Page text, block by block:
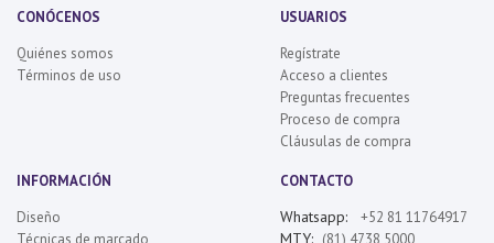
CONÓCENOS
Quiénes somos
Términos de uso
USUARIOS
Regístrate
Acceso a clientes
Preguntas frecuentes
Proceso de compra
Cláusulas de compra
INFORMACIÓN
Diseño
Técnicas de marcado
CONTACTO
Whatsapp: +52 81 11764917
MTY: (81) 4738 5000